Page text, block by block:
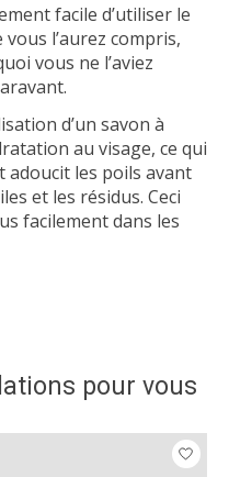
facile d’utiliser le
l’aurez compris,
vous ne l’aviez
d’un savon à
au visage, ce qui
adoucit les poils avant
et les résidus. Ceci
facilement dans les
pour vous